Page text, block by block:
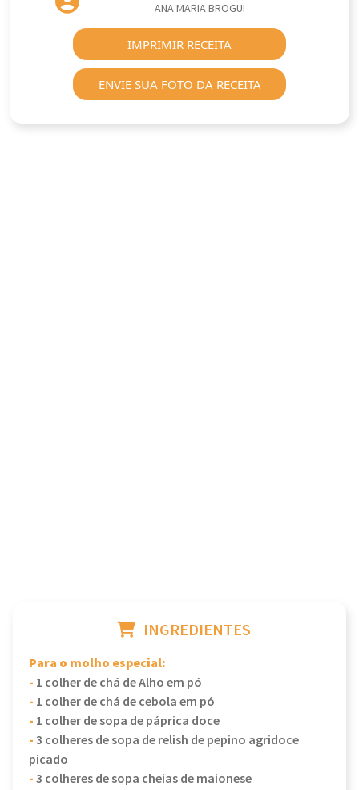
ANA MARIA BROGUI
IMPRIMIR RECEITA
ENVIE SUA FOTO DA RECEITA
INGREDIENTES
Para o molho especial:
- 1 colher de chá de Alho em pó
- 1 colher de chá de cebola em pó
- 1 colher de sopa de páprica doce
-3 colheres de sopa de relish de pepino agridoce
picado
-3 colheres de sopa cheias de maionese